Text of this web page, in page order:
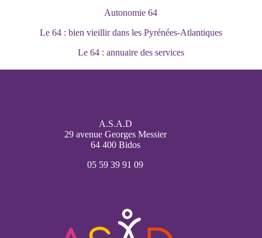
Autonomie 64
Le 64 : bien vieillir dans les Pyrénées-Atlantiques
Le 64 : annuaire des services
A.S.A.D
29 avenue Georges Messier
64 400 Bidos
05 59 39 91 09